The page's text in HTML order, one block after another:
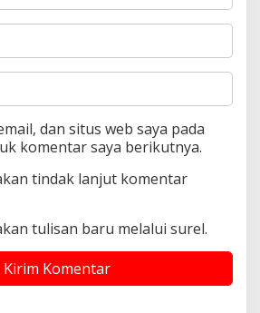
dan situs web saya pada
komentar saya berikutnya.
tindak lanjut komentar
tulisan baru melalui surel.